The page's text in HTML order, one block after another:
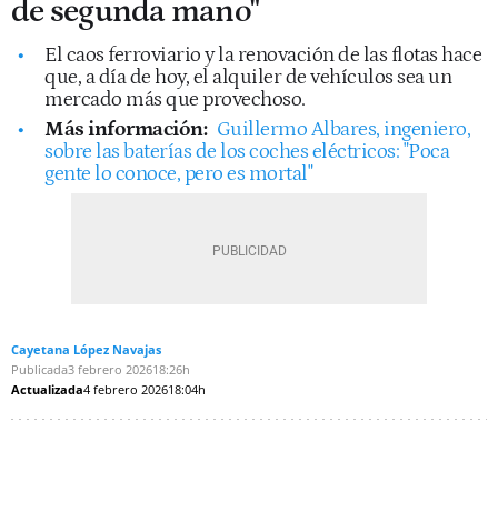
de segunda mano"
El caos ferroviario y la renovación de las flotas hace
que, a día de hoy, el alquiler de vehículos sea un
mercado más que provechoso.
Más información: Guillermo Albares, ingeniero,
sobre las baterías de los coches eléctricos: "Poca
gente lo conoce, pero es mortal"
Cayetana López Navajas
Publicada3 febrero 202618:26h
Actualizada4 febrero 202618:04h